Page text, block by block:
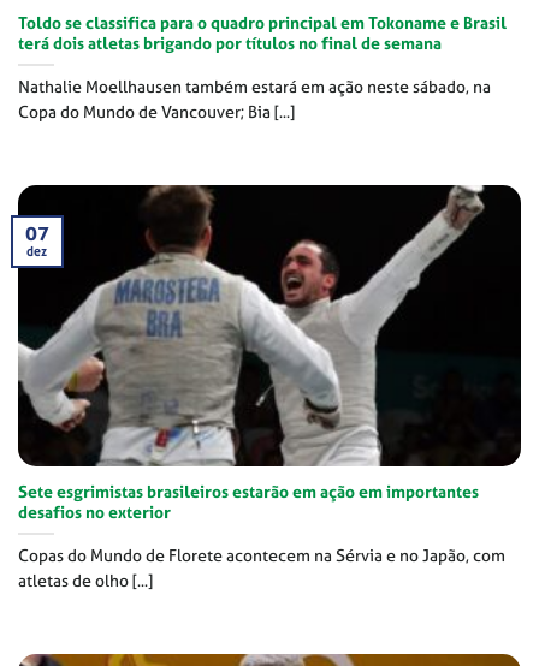
Toldo se classifica para o quadro principal em Tokoname e Brasil
terá dois atletas brigando por títulos no final de semana
Nathalie Moellhausen também estará em ação neste sábado, na
Copa do Mundo de Vancouver; Bia [...]
Sete esgrimistas brasileiros estarão em ação em importantes
desafios no exterior
Copas do Mundo de Florete acontecem na Sérvia e no Japão, com
atletas de olho [...]
07
dez